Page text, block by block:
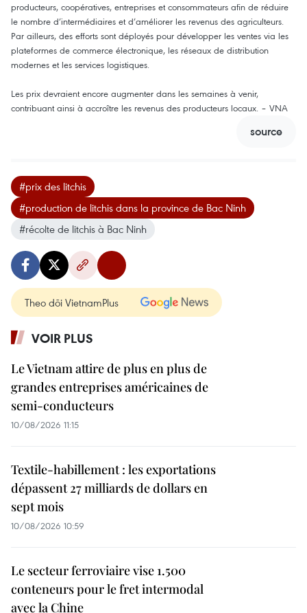
producteurs, coopératives, entreprises et consommateurs afin de réduire
le nombre d’intermédiaires et d’améliorer les revenus des agriculteurs.
Par ailleurs, des efforts sont déployés pour développer les ventes via les
plateformes de commerce électronique, les réseaux de distribution
modernes et les services logistiques.
Les prix devraient encore augmenter dans les semaines à venir,
contribuant ainsi à accroître les revenus des producteurs locaux. – VNA
source
#prix des litchis
#production de litchis dans la province de Bac Ninh
#récolte de litchis à Bac Ninh
Theo dõi VietnamPlus
VOIR PLUS
Le Vietnam attire de plus en plus de
grandes entreprises américaines de
semi-conducteurs
10/08/2026 11:15
Textile-habillement : les exportations
dépassent 27 milliards de dollars en
sept mois
10/08/2026 10:59
Le secteur ferroviaire vise 1.500
conteneurs pour le fret intermodal
avec la Chine